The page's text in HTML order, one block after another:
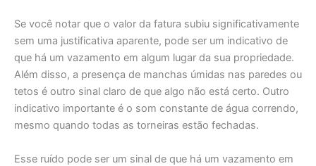
Se você notar que o valor da fatura subiu significativamente
sem uma justificativa aparente, pode ser um indicativo de
que há um vazamento em algum lugar da sua propriedade.
Além disso, a presença de manchas úmidas nas paredes ou
tetos é outro sinal claro de que algo não está certo. Outro
indicativo importante é o som constante de água correndo,
mesmo quando todas as torneiras estão fechadas.
Esse ruído pode ser um sinal de que há um vazamento em